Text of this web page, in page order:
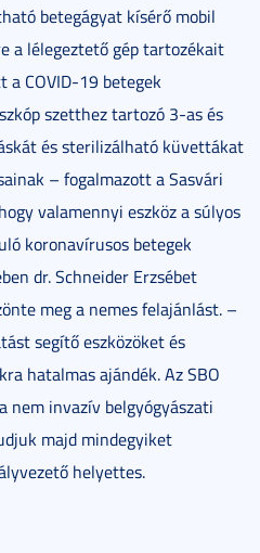
betegágyat kísérő mobil
a lélegeztető gép tartozékait
COVID-19 betegek
szetthez tartozó 3-as és
és sterilizálható küvettákat
– fogalmazott a Sasvári
valamennyi eszköz a súlyos
koronavírusos betegek
dr. Schneider Erzsébet
meg a nemes felajánlást. –
segítő eszközöket és
hatalmas ajándék. Az SBO
nem invazív belgyógyászati
majd mindegyiket
helyettes.